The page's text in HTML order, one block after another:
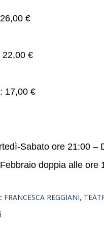
€
22,00 €
17,00 €
Sabato ore 21:00 –
doppia alle ore
FRANCESCA REGGIANI